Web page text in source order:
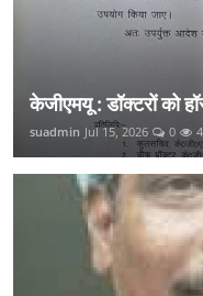
केजीएमयू : डॉक्टरों को
suadmin Jul 15, 2026 0